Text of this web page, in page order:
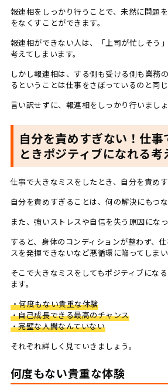
報連相をしっかり行うことで、未然に問題
をなくすことができます。
報連相ができない人は、「上司が忙しそう
考えてしまいます。
しかし報連相は、する側も受ける側も業務
るということは仕事をさぼっているのと同じ
言い訳せずに、報連相をしっかり行いましょ
自分を責めすぎない！仕事
ときポジティブになれる考
仕事で大きなミスをしたとき、自分を責めす
自分を責めすぎることは、何の解決にもつな
また、強いストレスや自信を失う原因になっ
すると、身体のコンディションが整わず、
スを発揮できないなど悪循環に陥ってしまい
そこで大きなミスをしてもポジティブにな
ます。
・何度もない貴重な体験
・自己成長できる最高のチャンス
・完璧な人間なんていない
それぞれ詳しく見ていきましょう。
何度もない貴重な体験